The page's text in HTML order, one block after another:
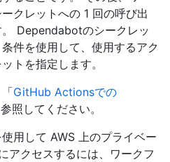
クレットへの 1 回の呼び出
Dependabotのシークレッ
件を使用して、使用するアク
トを指定します。
GitHub Actionsでの
照してください。
用して AWS 上のプライベー
アクセスするには、ワークフ